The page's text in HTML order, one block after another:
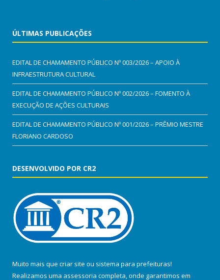
ÚLTIMAS PUBLICAÇÕES
EDITAL DE CHAMAMENTO PÚBLICO Nº 003/2026 – APOIO À
INFRAESTRUTURA CULTURAL
EDITAL DE CHAMAMENTO PÚBLICO Nº 002/2026 – FOMENTO À
EXECUÇÃO DE AÇÕES CULTURAIS
EDITAL DE CHAMAMENTO PÚBLICO Nº 001/2026 – PRÊMIO MESTRE
FLORIANO CARDOSO
DESENVOLVIDO POR CR2
Muito mais que criar site ou sistema para prefeituras!
Realizamos uma assessoria completa, onde garantimos em